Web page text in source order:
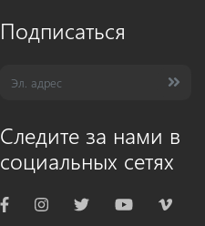
Подписаться
Следите за нами в
социальных сетях